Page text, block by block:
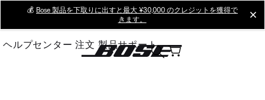
Main
💰 Bose 製品を下取りに出すと最大 ¥30,000 のクレジットを獲得で
きます。
ヘルプセンター 注文 製品サポート